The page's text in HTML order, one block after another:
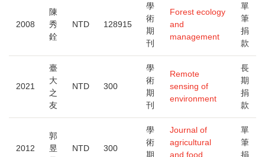
到
大
2008
陳
秀
銓
NTD 128915
學
術
期
刊
Forest ecology
and
management
單
筆
捐
款
2021
臺
大
之
友
NTD 300
學
術
期
刊
Remote
sensing of
environment
長
期
捐
款
2012
郭
昱
NTD 300
學
術
期
Journal of
agricultural
and food
單
筆
捐